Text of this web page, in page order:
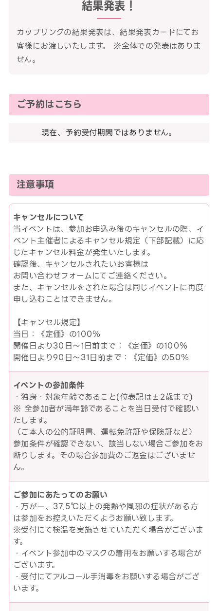
結果発表！
カップリングの結果発表は、結果発表カードにてお
客様にお渡しいたします。 ※全体での発表はありま
せん。
ご予約はこちら
現在、予約受付期間ではありません。
注意事項
キャンセルについて
当イベントは、参加お申込み後のキャンセルの際、イ
ベント主催者によるキャンセル規定（下部記載）に応
じたキャンセル料金が発生いたします。
確認後、キャンセルされたいお客様は
お問い合わせフォームにてご連絡ください。
また、キャンセルをされた場合は同じイベントに再度
申し込むことはできません。
【キャンセル規定】
当日：《定価》の100％
開催日より30日～1日前まで：《定価》の100％
開催日より90日～31日前まで：《定価》の50％
イベントの参加条件
・独身・対象年齢であること(位表記は±2歳まで)
※ 全参加者が満年齢であることを当日受付で確認い
たします。
（ご本人の公的証明書、運転免許証や保険証など）
参加条件が確認できない、該当しない場合ご参加をお
断りします。その場合参加費のご返金はございませ
ん。
ご参加にあたってのお願い
・万が一、37.5℃以上の発熱や風邪の症状がある方
は参加をお控えいただくようお願い致します。
※受付にて検温を実施させていただく場合がございま
す。
・イベント参加中のマスクの着用をお願いする場合が
ございます。
・受付にてアルコール手消毒をお願いする場合がござ
います。